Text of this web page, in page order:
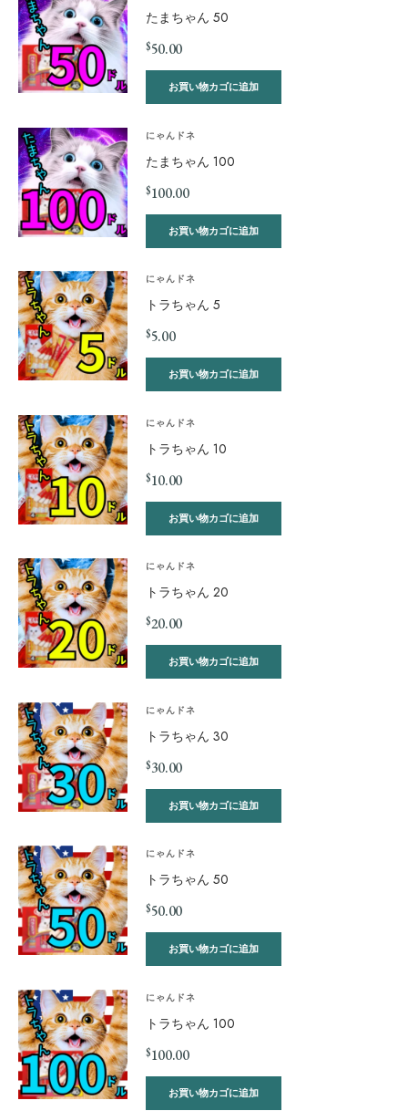
たまちゃん 50
$50.00
お買い物カゴに追加
にゃんドネ
たまちゃん 100
$100.00
お買い物カゴに追加
にゃんドネ
トラちゃん 5
$5.00
お買い物カゴに追加
にゃんドネ
トラちゃん 10
$10.00
お買い物カゴに追加
にゃんドネ
トラちゃん 20
$20.00
お買い物カゴに追加
にゃんドネ
トラちゃん 30
$30.00
お買い物カゴに追加
にゃんドネ
トラちゃん 50
$50.00
お買い物カゴに追加
にゃんドネ
トラちゃん 100
$100.00
お買い物カゴに追加